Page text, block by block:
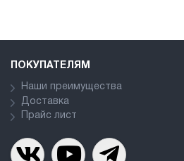
ПОКУПАТЕЛЯМ
Наши преимущества
Доставка
Прайс лист